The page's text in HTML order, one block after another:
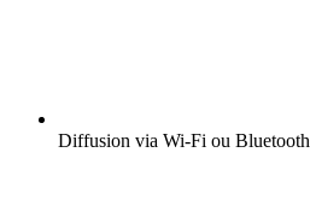
Diffusion via Wi-Fi ou Bluetooth